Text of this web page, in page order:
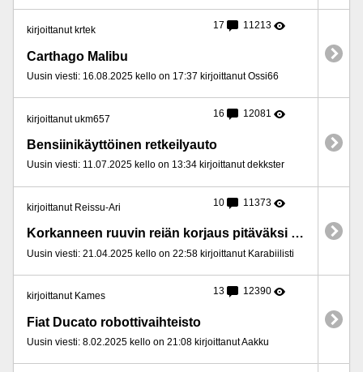
kirjoittanut krtek 17 11213
Carthago Malibu
Uusin viesti: 16.08.2025 kello on 17:37 kirjoittanut Ossi66
kirjoittanut ukm657 16 12081
Bensiinikäyttöinen retkeilyauto
Uusin viesti: 11.07.2025 kello on 13:34 kirjoittanut dekkster
kirjoittanut Reissu-Ari 10 11373
Korkanneen ruuvin reiän korjaus pitäväksi muovissa.
Uusin viesti: 21.04.2025 kello on 22:58 kirjoittanut Karabiilisti
kirjoittanut Kames 13 12390
Fiat Ducato robottivaihteisto
Uusin viesti: 8.02.2025 kello on 21:08 kirjoittanut Aakku